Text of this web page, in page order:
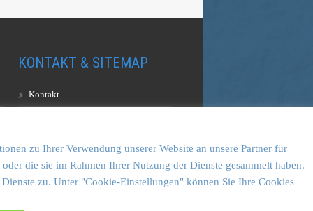
KONTAKT & SITEMAP
Kontakt
Vulkankultour-BUFF®
zu Ihrer Verwendung unserer Website an unsere Partner für
die sie im Rahmen Ihrer Nutzung der Dienste gesammelt haben.
zu. Unter "Cookie-Einstellungen" können Sie Ihre Cookies